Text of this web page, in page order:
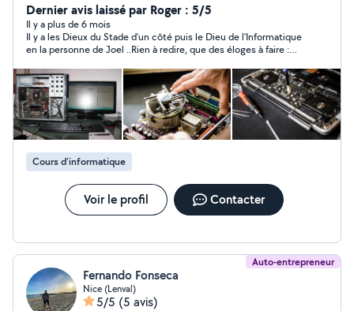
***************************************************************
************************************* Dépannage /
Assistance / Cours /Hardware / Software / Formatage /
Installation / Nettoyage / Récupération de données /
Montage PC / Conseils /
***************************************************************
************************************* En tant qu'auteur -
compositeur et arrangeur (membre de la SACEM), je
dispense également des cours de piano et de danses
latines (salsa porto, salsa cubaine et bachata).
Dernier avis laissé par Roger : 5/5
Il y a plus de 6 mois
Il y a les Dieux du Stade d'un côté puis le Dieu de l'Informatique
en la personne de Joel ..Rien à redire, que des éloges à faire :
plus que corrects en fonction du dépannage à effectuer. Je
recommande
Cours d'informatique
Voir le profil Contacter
Auto-entrepreneur
Fernando Fonseca
Nice (Lenval)
5/5 (5 avis)